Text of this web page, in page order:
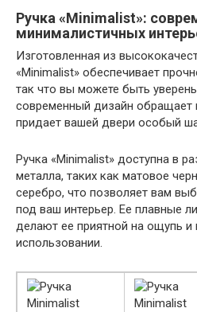
Ручка «Minimalist»:
минималистичных
Изготовленная из
«Minimalist» обеспечивает
так что вы можете быть
современный дизайн обращает
придает вашей двери особый
Ручка «Minimalist» доступна в
металла, таких как матовое
серебро, что позволяет вам
под ваш интерьер. Ее плавные
делают ее приятной на ощупь и
использовании.